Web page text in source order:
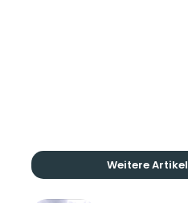
Weitere Artikel